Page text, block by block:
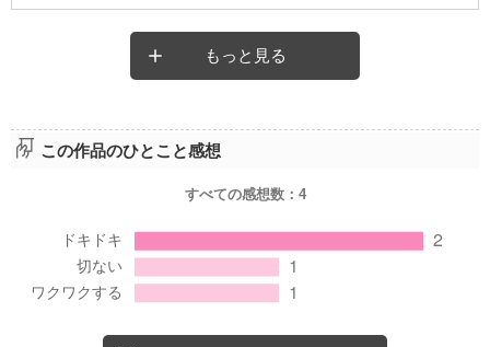
もっと見る
この作品のひとこと感想
すべての感想数： 4